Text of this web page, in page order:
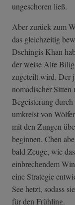
ungeschoren ließ.
Aber zurück zum
das gleichzeitig
Dschingis Khan
der weise Alte Bilig
zugeteilt wird. Der
nomadischer
Begeisterung
umkreist von
mit den Zungen
beginnen. Chen
bald Zeuge, wie
einbrechendem
eine Strategie
See hetzt, sodass
für den Frühling.